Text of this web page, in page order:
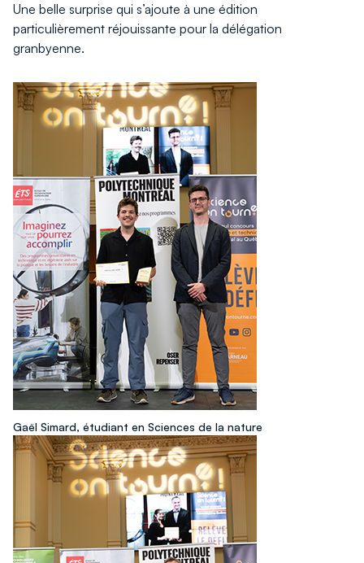
Une belle surprise qui s’ajoute à une édition
particulièrement réjouissante pour la délégation
granbyenne.
Gaël Simard, étudiant en Sciences de la nature